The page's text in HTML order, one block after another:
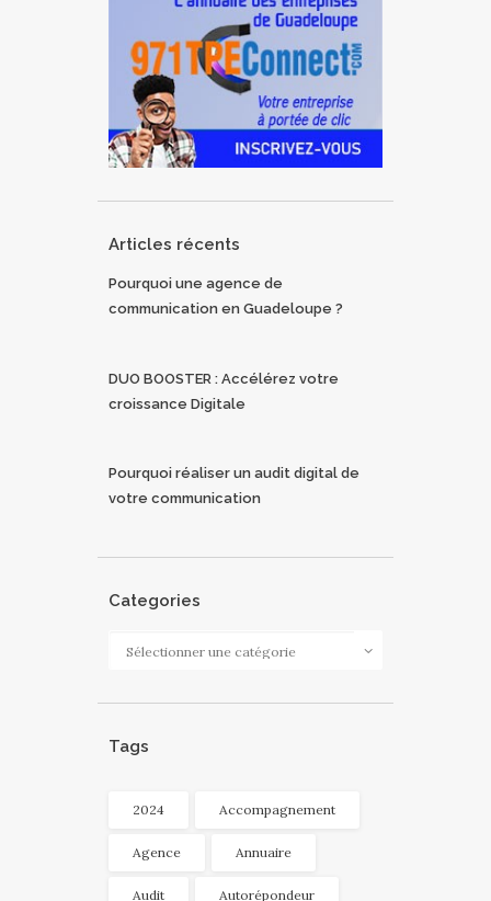
Articles récents
Pourquoi une agence de
communication en Guadeloupe ?
DUO BOOSTER : Accélérez votre
croissance Digitale
Pourquoi réaliser un audit digital de
votre communication
Categories
Tags
2024 Accompagnement
Agence Annuaire
Audit Autorépondeur